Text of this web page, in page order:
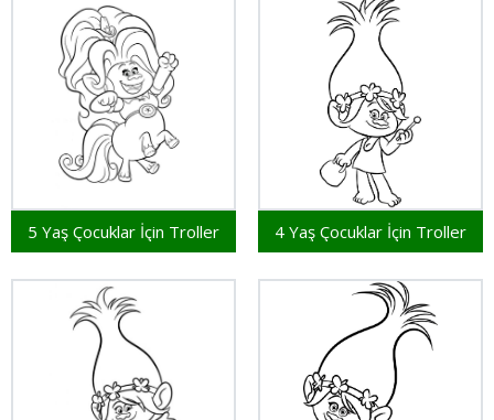
5 Yaş Çocuklar İçin Troller 4 Yaş Çocuklar İçin Troller